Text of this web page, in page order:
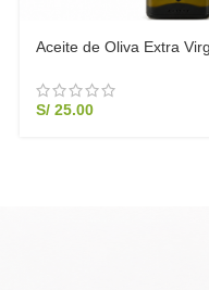
Aceite de Oliva Extra
S/25.00